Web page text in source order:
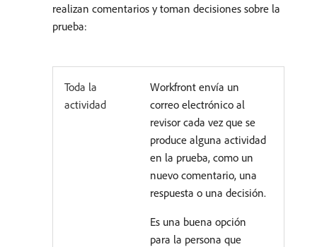
realizan comentarios y toman decisiones sobre la
prueba:
Toda la
actividad
Workfront envía un
correo electrónico al
revisor cada vez que se
produce alguna actividad
en la prueba, como un
nuevo comentario, una
respuesta o una decisión.
Es una buena opción
para la persona que